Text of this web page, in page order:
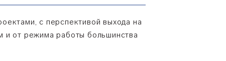
с перспективой выхода на
и от режима работы большинства